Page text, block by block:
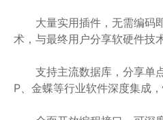
大量实用插件，无需编码
术，与最终用户分享软硬件技
支持主流数据库，分享单
P、金蝶等行业软件深度集成